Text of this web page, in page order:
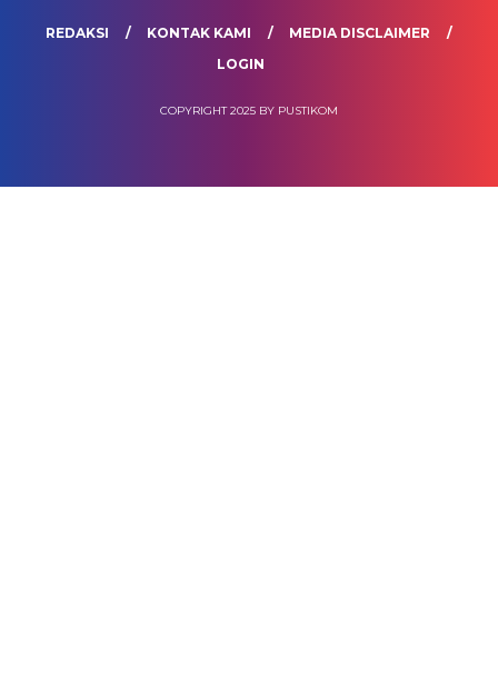
REDAKSI KONTAK KAMI
MEDIA DISCLAIMER
LOGIN
COPYRIGHT 2025 BY PUSTIKOM